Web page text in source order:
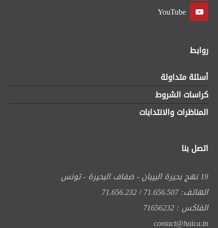
YouTube
روابط
أسئلة متداولة
كراسات الشروط
المناظرات والانتدابات
اتصل بنا
19 نهج بحيرة البيبان - ضفاف البحيرة - تونس
الهاتف: 71.656.507 / 71.656.232
الفاكس : 71656232
contact@haica.tn